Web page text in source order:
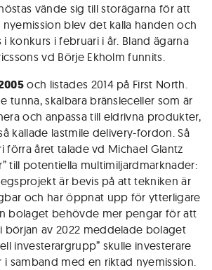
vände sig till storägarna för att
blev det kalla handen och
konkurs i februari i år. Bland ägarna
vd Börje Ekholm funnits.
och listades 2014 på First North.
tunna, skalbara bränsleceller som är
och anpassa till eldrivna produkter,
kallade lastmile delivery-fordon. Så
förra året talade vd Michael Glantz
till potentiella multimiljardmarknader:
är bevis på att tekniken är
och har öppnat upp för ytterligare
bolaget behövde mer pengar för att
början av 2022 meddelade bolaget
investerargrupp” skulle investerare
i samband med en riktad nyemission.